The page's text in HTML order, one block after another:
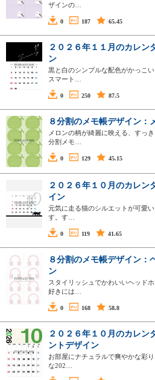
ザインの…
0 187 65.45
２０２６年１１月のカレン
ン
黒と白のシンプルな配色がかっこ
スマート…
0 250 87.5
８分割のメモ帳デザイン：
メロンの柄が綺麗に映える、すっ
分割メモ…
0 129 45.15
２０２６年１０月のカレン
イン
元気に走る猫のシルエットが可愛
す。す…
0 119 41.65
８分割のメモ帳デザイン：
ン
スタイリッシュでかわいいヘッド
好きには…
0 168 58.8
２０２６年１０月のカレン
ントデザイン
お部屋にナチュラルで爽やかな彩
な202…